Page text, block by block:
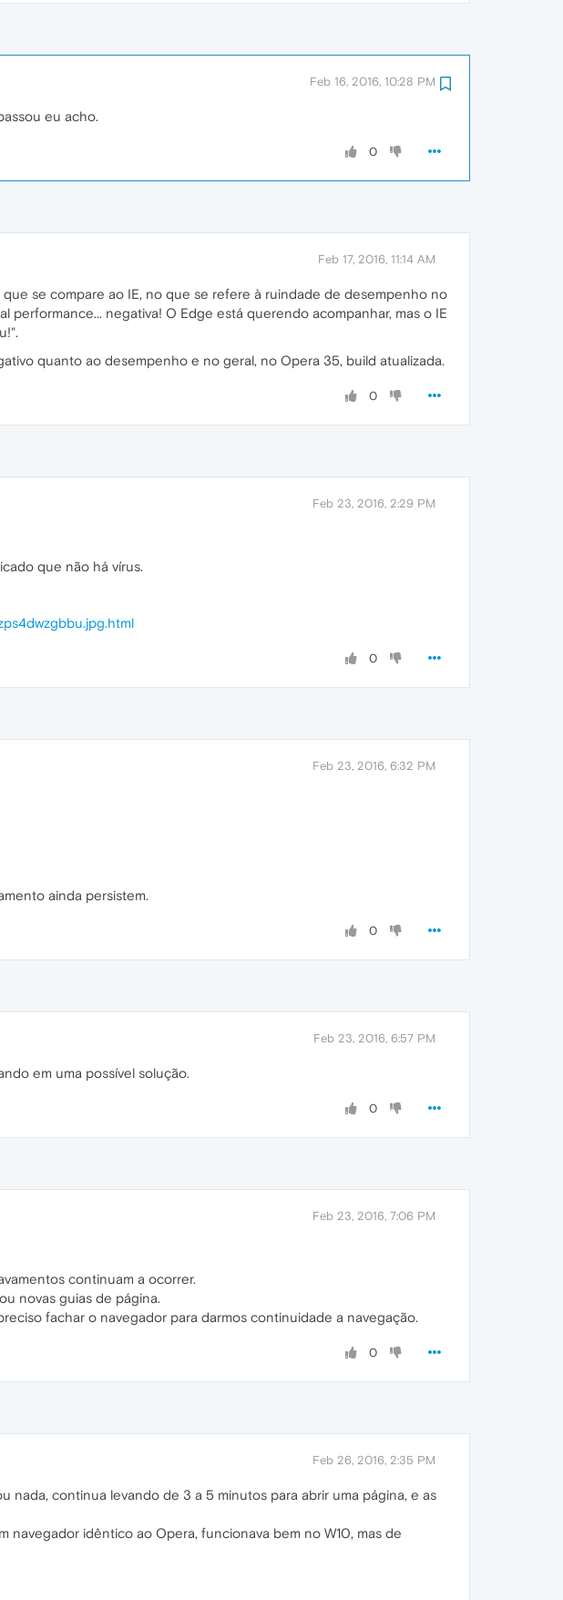
Feb 16, 2016, 10:28 PM
eu acho.
0
Feb 17, 2016, 11:14 AM
se compare ao IE, no que se refere à ruindade de desempenho no
performance... negativa! O Edge está querendo acompanhar, mas o IE
quanto ao desempenho e no geral, no Opera 35, build atualizada.
0
Feb 23, 2016, 2:29 PM
que não há vírus.
0
Feb 23, 2016, 6:32 PM
ainda persistem.
0
Feb 23, 2016, 6:57 PM
em uma possível solução.
0
Feb 23, 2016, 7:06 PM
continuam a ocorrer.
novas guias de página.
fachar o navegador para darmos continuidade a navegação.
0
Feb 26, 2016, 2:35 PM
nada, continua levando de 3 a 5 minutos para abrir uma página, e as
navegador idêntico ao Opera, funcionava bem no W10, mas de